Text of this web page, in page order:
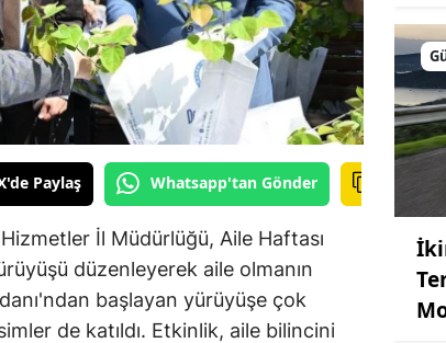
Paylaş Whatsapp'tan Gönder
İl Müdürlüğü, Aile Haftası
düzenleyerek aile olmanın
başlayan yürüyüşe çok
de katıldı. Etkinlik, aile bilincini